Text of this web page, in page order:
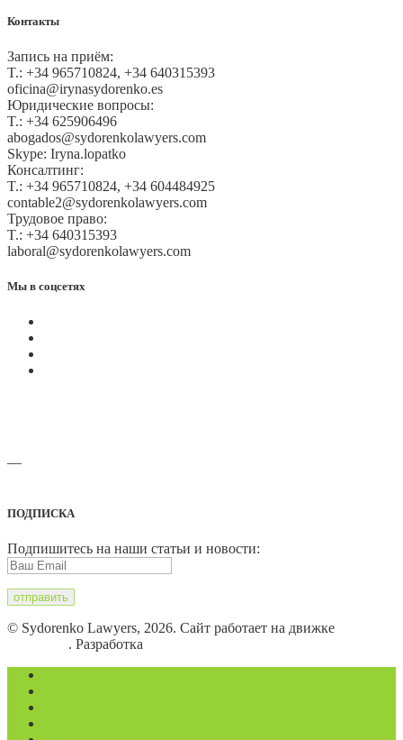
Контакты
Запись на приём:
T.: +34 965710824, +34 640315393
oficina@irynasydorenko.es
Юридические вопросы:
T.: +34 625906496
abogados@sydorenkolawyers.com
Skype: Iryna.lopatko
Консалтинг:
T.: +34 965710824, +34 604484925
contable2@sydorenkolawyers.com
Трудовое право:
T.: +34 640315393
laboral@sydorenkolawyers.com
Мы в соцсетях
—
ПОДПИСКА
Подпишитесь на наши статьи и новости:
© Sydorenko Lawyers, 2026. Сайт работает на движке
. Разработка